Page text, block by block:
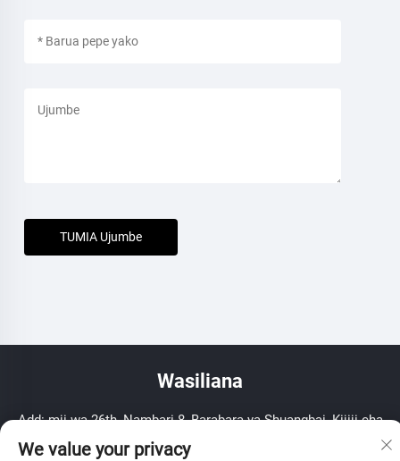
TUMIA Ujumbe
Wasiliana
Add: mji wa 26th, Nambari 8, Barabara ya Shuangbai, Kijiji cha
Yuanhua, Haining, Zhejiang, PR China
We value your privacy